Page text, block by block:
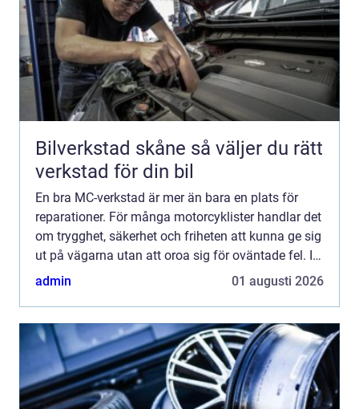
Bilverkstad skåne så väljer du rätt
verkstad för din bil
En bra MC-verkstad är mer än bara en plats för
reparationer. För många motorcyklister handlar det
om trygghet, säkerhet och friheten att kunna ge sig
ut på vägarna utan att oroa sig för oväntade fel. I
Skåne finns allt från små specialiserade verkstä...
admin 01 augusti 2026